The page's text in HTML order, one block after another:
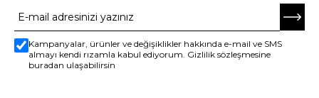
Kampanyalar, ürünler ve değişiklikler hakkında e-mail ve SMS
almayı kendi rızamla kabul ediyorum. Gizlilik sözleşmesine
buradan ulaşabilirsin